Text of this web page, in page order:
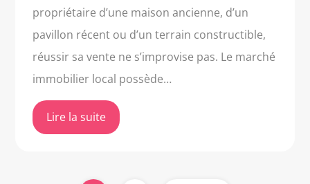
propriétaire d’une maison ancienne, d’un
pavillon récent ou d’un terrain constructible,
réussir sa vente ne s’improvise pas. Le marché
immobilier local possède…
Lire la suite